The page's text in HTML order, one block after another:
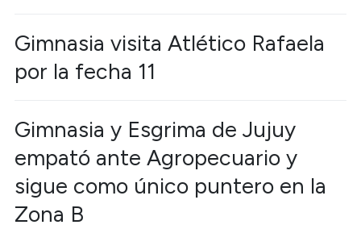
Gimnasia visita Atlético Rafaela
por la fecha 11
Gimnasia y Esgrima de Jujuy
empató ante Agropecuario y
sigue como único puntero en la
Zona B